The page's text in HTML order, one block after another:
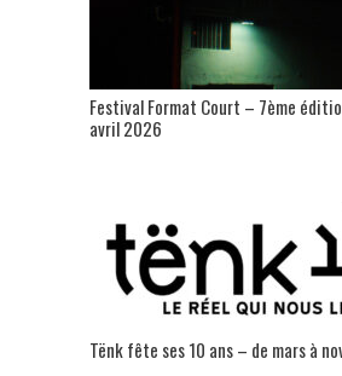
Festival Format Court – 7ème
avril 2026
Tënk fête ses 10 ans – de mars à